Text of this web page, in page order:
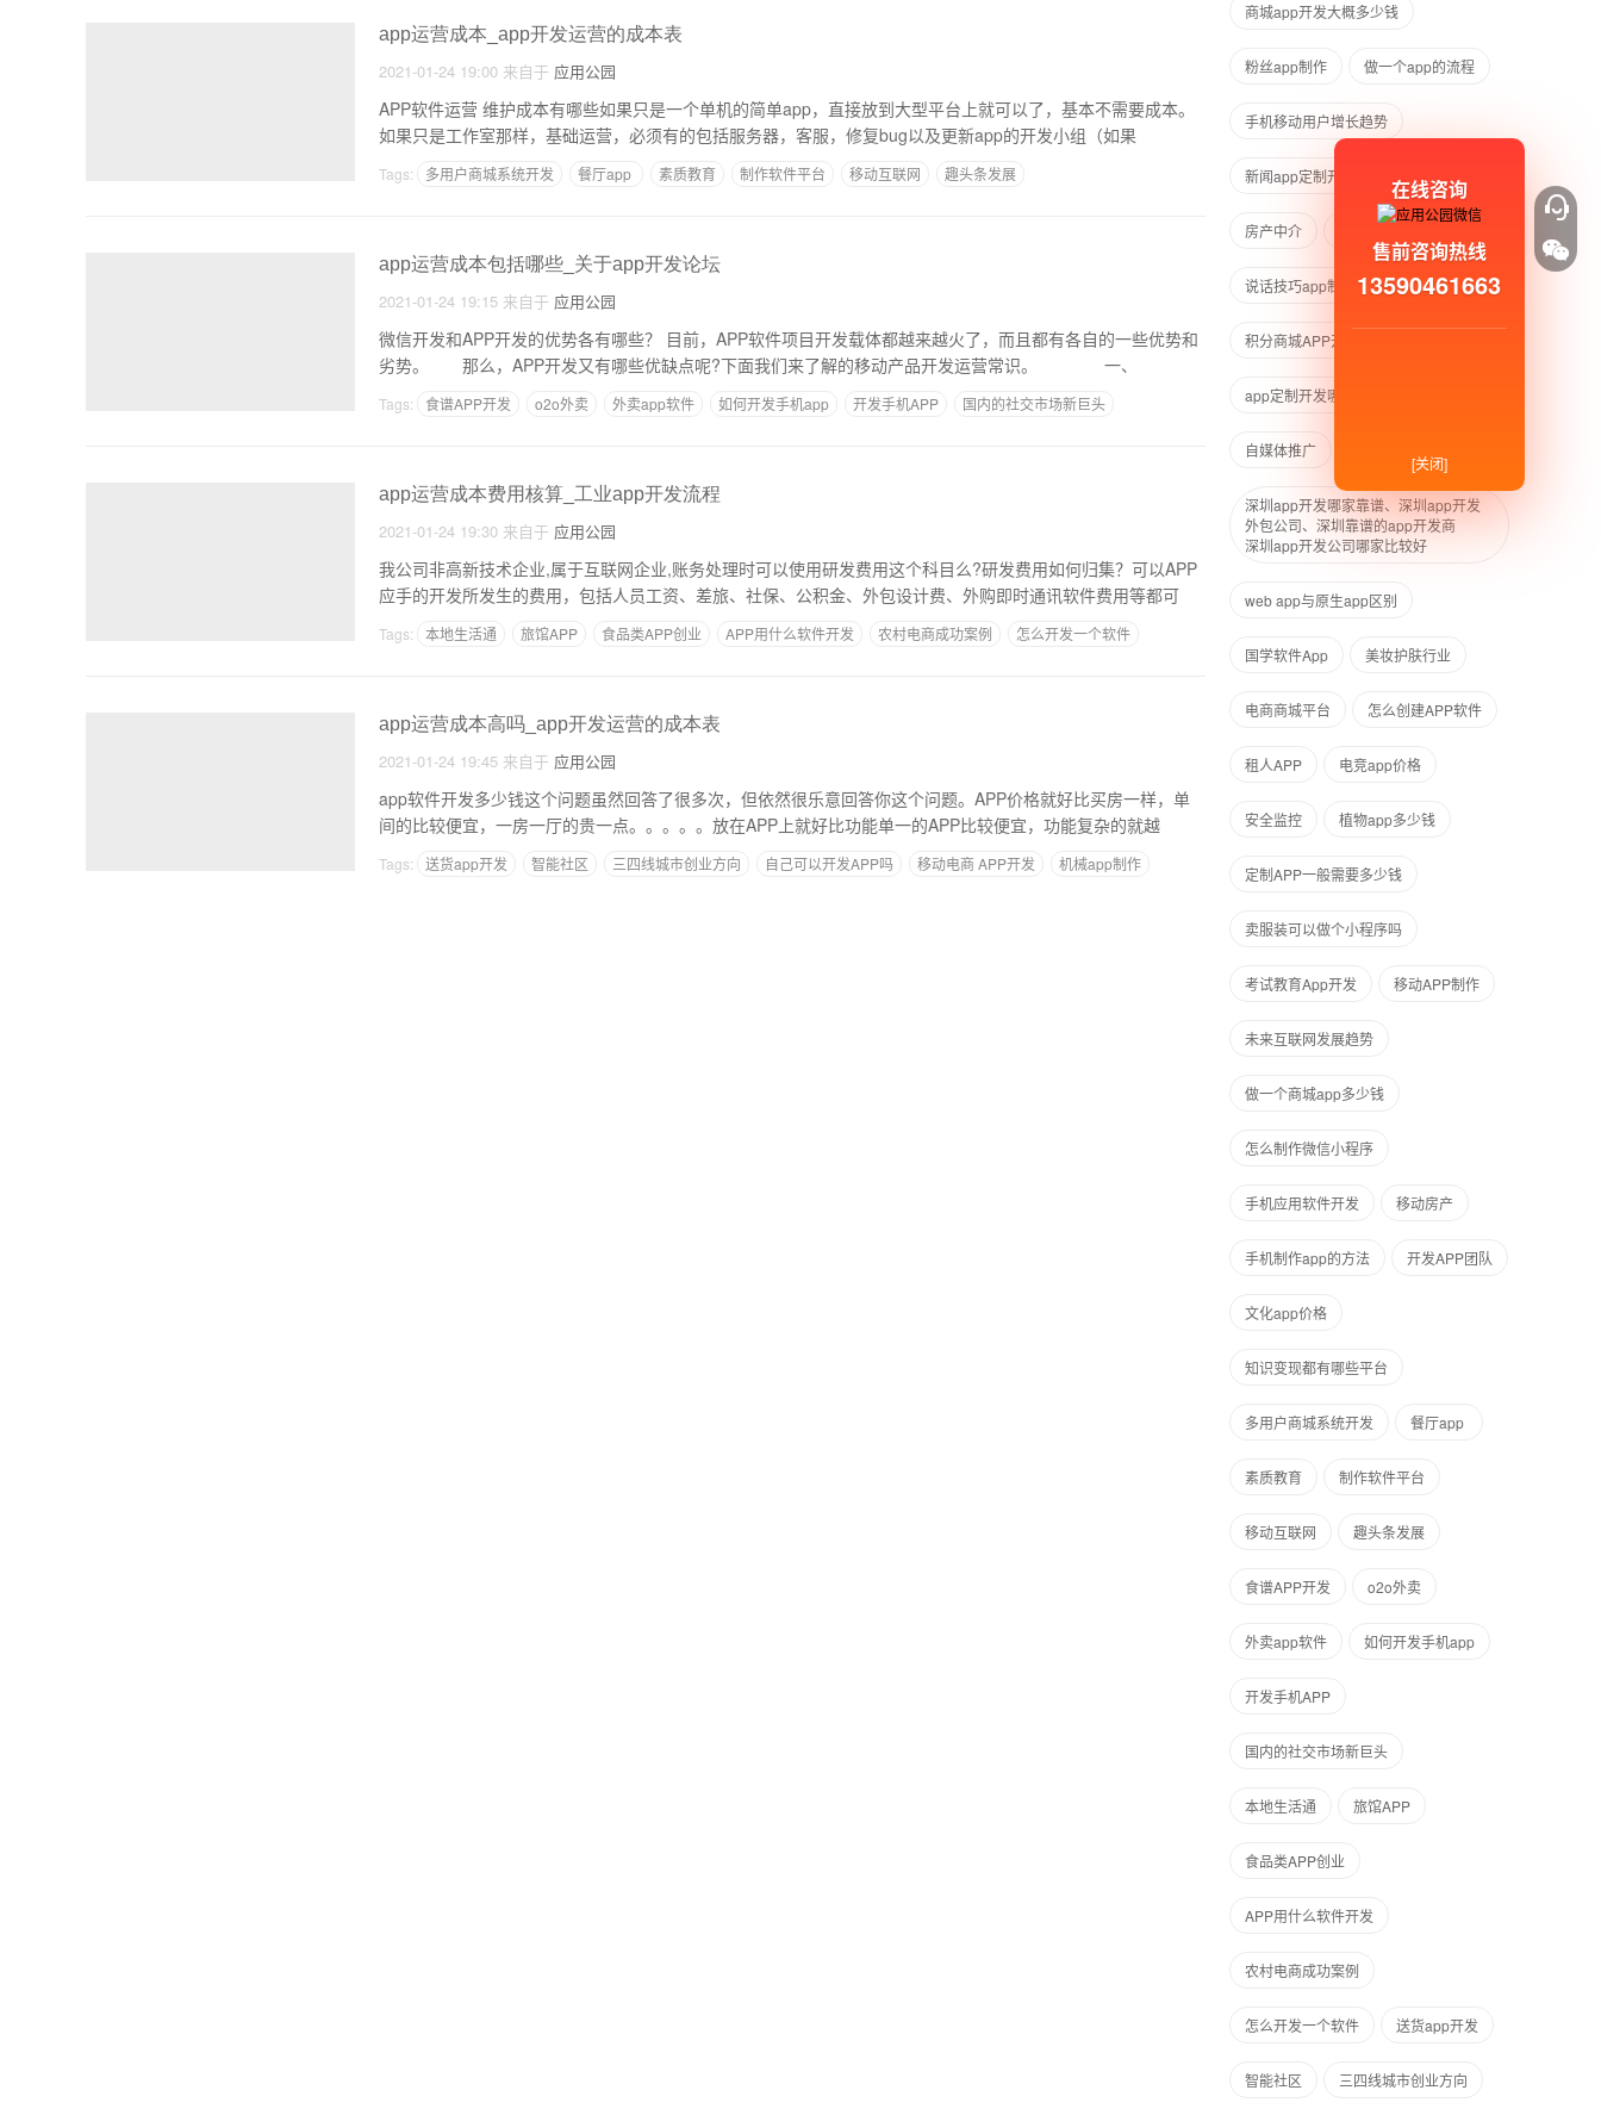
app运营成本_app开发运营的成本表
2021-01-24 19:00 来自于 应用公园
APP软件运营 维护成本有哪些如果只是一个单机的简单app，直接放到大型平台上就可以了，基本不需要成本。
如果只是工作室那样，基础运营，必须有的包括服务器，客服，修复bug以及更新app的开发小组（如果
Tags: 多用户商城系统开发 餐厅app 素质教育 制作软件平台 移动互联网 趣头条发展
app运营成本包括哪些_关于app开发论坛
2021-01-24 19:15 来自于 应用公园
微信开发和APP开发的优势各有哪些？ 目前，APP软件项目开发载体都越来越火了，而且都有各自的一些优势和
劣势。 那么，APP开发又有哪些优缺点呢?下面我们来了解的移动产品开发运营常识。 一、
Tags: 食谱APP开发 o2o外卖 外卖app软件 如何开发手机app 开发手机APP 国内的社交市场新巨头
app运营成本费用核算_工业app开发流程
2021-01-24 19:30 来自于 应用公园
我公司非高新技术企业,属于互联网企业,账务处理时可以使用研发费用这个科目么?研发费用如何归集？可以APP
应手的开发所发生的费用，包括人员工资、差旅、社保、公积金、外包设计费、外购即时通讯软件费用等都可
Tags: 本地生活通 旅馆APP 食品类APP创业 APP用什么软件开发 农村电商成功案例 怎么开发一个软件
app运营成本高吗_app开发运营的成本表
2021-01-24 19:45 来自于 应用公园
app软件开发多少钱这个问题虽然回答了很多次，但依然很乐意回答你这个问题。APP价格就好比买房一样，单
间的比较便宜，一房一厅的贵一点。。。。。放在APP上就好比功能单一的APP比较便宜，功能复杂的就越
Tags: 送货app开发 智能社区 三四线城市创业方向 自己可以开发APP吗 移动电商 APP开发 机械app制作
商城app开发大概多少钱
粉丝app制作 做一个app的流程
手机移动用户增长趋势
新闻app定制开发 蔬果采购
房产中介
说话技巧app制作
积分商城APP开发
app定制开发哪家比较好
自媒体推广
深圳app开发哪家靠谱、深圳app开发
外包公司、深圳靠谱的app开发商
深圳app开发公司哪家比较好
web app与原生app区别
国学软件App 美妆护肤行业
电商商城平台 怎么创建APP软件
租人APP 电竞app价格
安全监控 植物app多少钱
定制APP一般需要多少钱
卖服装可以做个小程序吗
考试教育App开发 移动APP制作
未来互联网发展趋势
做一个商城app多少钱
怎么制作微信小程序
手机应用软件开发 移动房产
手机制作app的方法 开发APP团队
文化app价格
知识变现都有哪些平台
多用户商城系统开发 餐厅app
素质教育 制作软件平台
移动互联网 趣头条发展
食谱APP开发 o2o外卖
外卖app软件 如何开发手机app
开发手机APP
国内的社交市场新巨头
本地生活通 旅馆APP
食品类APP创业
APP用什么软件开发
农村电商成功案例
怎么开发一个软件 送货app开发
智能社区 三四线城市创业方向
在线咨询
售前咨询热线
13590461663
[关闭]